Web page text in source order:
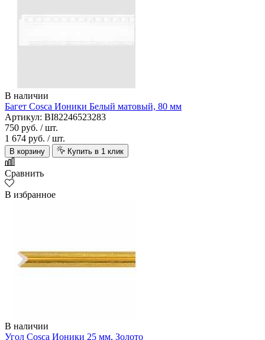
В наличии
Багет Cosca Ионики Белый матовый, 80 мм
Артикул: BI82246523283
750 руб. / шт.
1 674 руб. / шт.
В корзину Купить в 1 клик
Сравнить
В избранное
В наличии
Угол Cosca Ионики 25 мм, Золото